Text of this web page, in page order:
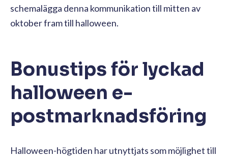
schemalägga denna kommunikation till mitten av
oktober fram till halloween.
Bonustips för lyckad
halloween e-
postmarknadsföring
Halloween-högtiden har utnyttjats som möjlighet till